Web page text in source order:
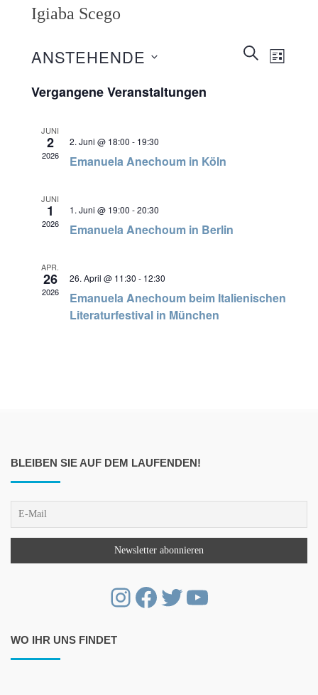
Igiaba Scego
SUCHE
LISTE
ANSTEHENDE
wählen.
Vergangene Veranstaltungen
JUNI
2
2026
2. Juni @ 18:00 - 19:30
Emanuela Anechoum in Köln
JUNI
1
2026
1. Juni @ 19:00 -20:30
Emanuela Anechoum in Berlin
APR.
26
2026
26. April @ 11:30 - 12:30
Emanuela Anechoum beim Italienischen
Literaturfestival in München
BLEIBEN SIE AUF DEM LAUFENDEN!
Instagram
Facebook
Twitter
YouTube
WO IHR UNS FINDET